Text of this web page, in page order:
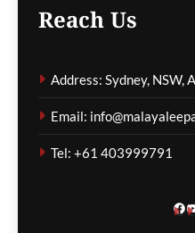
Reach Us
Address: Sydney, NSW,
Email:
Tel: +61 403999791